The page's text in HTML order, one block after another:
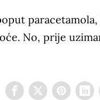
No, prije